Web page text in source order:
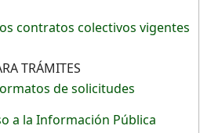
contratos colectivos vigentes
TRÁMITES
de solicitudes
a la Información Pública